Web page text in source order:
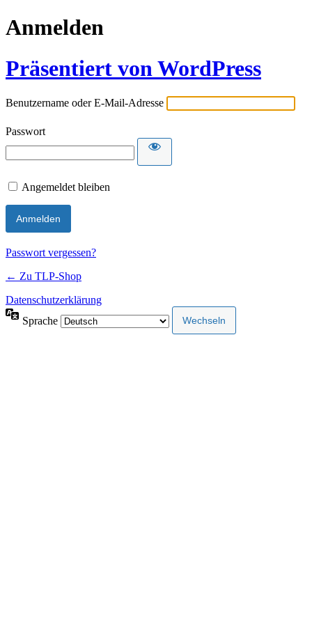
Anmelden
Präsentiert von WordPress
Benutzername oder E-Mail-Adresse
Passwort
Angemeldet bleiben
Passwort vergessen?
← Zu TLP-Shop
Datenschutzerklärung
Sprache